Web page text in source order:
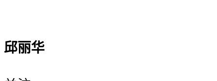
邱丽华